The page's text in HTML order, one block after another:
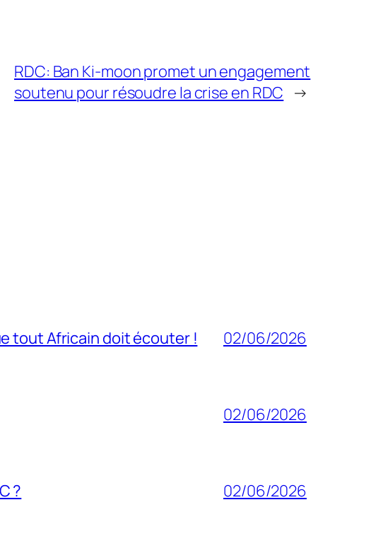
RDC: Ban Ki-moon promet un engagement
soutenu pour résoudre la crise en RDC →
tout Africain doit écouter ! 02/06/2026
02/06/2026
? 02/06/2026